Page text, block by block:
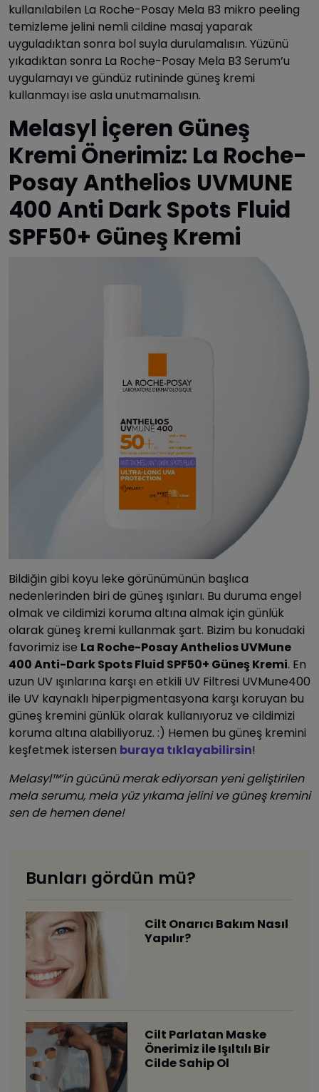
kullanılabilen La Roche-Posay Mela B3 mikro peeling
temizleme jelini nemli cildine masaj yaparak
uyguladıktan sonra bol suyla durulamalısın. Yüzünü
yıkadıktan sonra La Roche-Posay Mela B3 Serum’u
uygulamayı ve gündüz rutininde güneş kremi
kullanmayı ise asla unutmamalısın.
Melasyl İçeren Güneş
Kremi Önerimiz: La Roche-
Posay Anthelios UVMUNE
400 Anti Dark Spots Fluid
SPF50+ Güneş Kremi
Bildiğin gibi koyu leke görünümünün başlıca
nedenlerinden biri de güneş ışınları. Bu duruma engel
olmak ve cildimizi koruma altına almak için günlük
olarak güneş kremi kullanmak şart. Bizim bu konudaki
favorimiz ise La Roche-Posay Anthelios UVMune
400 Anti-Dark Spots Fluid SPF50+ Güneş Kremi. En
uzun UV ışınlarına karşı en etkili UV Filtresi UVMune400
ile UV kaynaklı hiperpigmentasyona karşı koruyan bu
güneş kremini günlük olarak kullanıyoruz ve cildimizi
koruma altına alabiliyoruz. :) Hemen bu güneş kremini
keşfetmek istersen buraya tıklayabilirsin!
Melasyl™’in gücünü merak ediyorsan yeni geliştirilen
mela serumu, mela yüz yıkama jelini ve güneş kremini
sen de hemen dene!
Bunları gördün mü?
Cilt Onarıcı Bakım Nasıl
Yapılır?
Cilt Parlatan Maske
Önerimiz ile Işıltılı Bir
Cilde Sahip Ol